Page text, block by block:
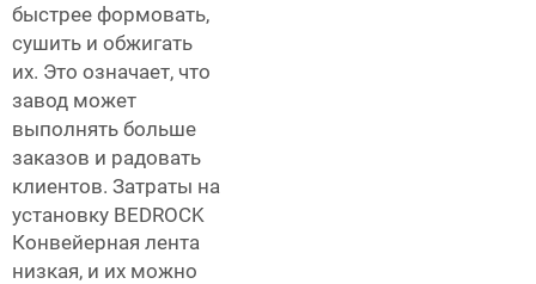
быстрее формовать,
сушить и обжигать
их. Это означает, что
завод может
выполнять больше
заказов и радовать
клиентов. Затраты на
установку BEDROCK
Конвейерная лента
низкая, и их можно